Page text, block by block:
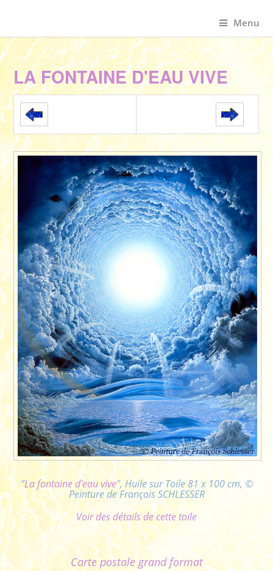
Menu
LA FONTAINE D'EAU VIVE
"La fontaine d'eau vive", Huile sur Toile 81 x 100 cm, ©
Peinture de François SCHLESSER
Voir des détails de cette toile
Carte postale grand format